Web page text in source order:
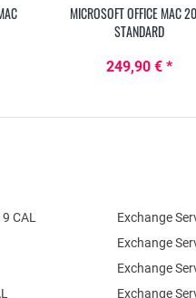
MICROSOFT OFFICE MAC
STANDARD
249,90 € *
Exchange
Exchange
CAL
Exchange
Exchange